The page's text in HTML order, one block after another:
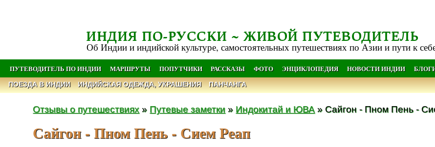
ИНДИЯ ПО-РУССКИ ~ ЖИВОЙ ПУТЕВОДИТЕЛЬ
Об Индии и индийской культуре, самостоятельных путешествиях по Азии и пути к
ПУТЕВОДИТЕЛЬ ПО ИНДИИ МАРШРУТЫ ПОПУТЧИКИ РАССКАЗЫ ФОТО ЭНЦИКЛОПЕДИЯ НОВОСТИ ИНДИИ
ПОЕЗДА В ИНДИИ ИНДИЙСКАЯ ОДЕЖДА, УКРАШЕНИЯ ПАНЧАНГА
Отзывы о путешествиях » Путевые заметки » Индокитай и ЮВА » Сайгон - Пном Пень -
Сайгон - Пном Пень - Сием Реап